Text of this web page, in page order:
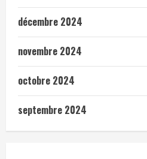
décembre 2024
novembre 2024
octobre 2024
septembre 2024